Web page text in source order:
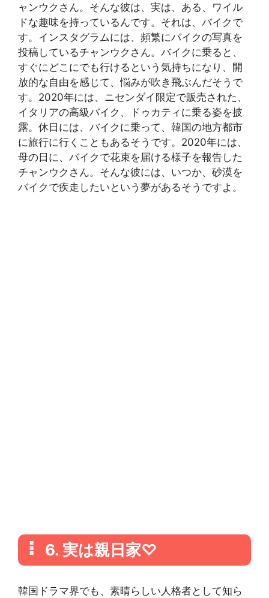
ャンウクさん。そんな彼は、実は、ある、ワイル
ドな趣味を持っているんです。それは、バイクで
す。インスタグラムには、頻繁にバイクの写真を
投稿しているチャンウクさん。バイクに乗ると、
すぐにどこにでも行けるという気持ちになり、開
放的な自由を感じて、悩みが吹き飛ぶんだそうで
す。2020年には、ニセンダイ限定で販売された、
イタリアの高級バイク、ドゥカティに乗る姿を披
露。休日には、バイクに乗って、韓国の地方都市
に旅行に行くこともあるそうです。2020年には、
母の日に、バイクで花束を届ける様子を報告した
チャンウクさん。そんな彼には、いつか、砂漠を
バイクで疾走したいという夢があるそうですよ。
6. 実は親日家♡
韓国ドラマ界でも、素晴らしい人格者として知ら